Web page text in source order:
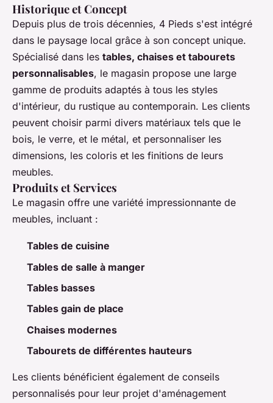
Historique et Concept
Depuis plus de trois décennies, 4 Pieds s'est intégré
dans le paysage local grâce à son concept unique.
Spécialisé dans les tables, chaises et tabourets
personnalisables, le magasin propose une large
gamme de produits adaptés à tous les styles
d'intérieur, du rustique au contemporain. Les clients
peuvent choisir parmi divers matériaux tels que le
bois, le verre, et le métal, et personnaliser les
dimensions, les coloris et les finitions de leurs
meubles.
Produits et Services
Le magasin offre une variété impressionnante de
meubles, incluant :
Tables de cuisine
Tables de salle à manger
Tables basses
Tables gain de place
Chaises modernes
Tabourets de différentes hauteurs
Les clients bénéficient également de conseils
personnalisés pour leur projet d'aménagement